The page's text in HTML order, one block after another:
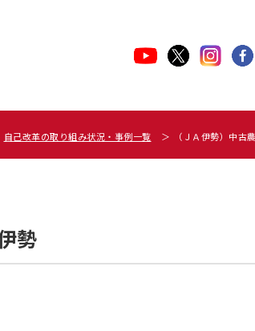
自己改革の取り組み状況・事例一覧 （ＪＡ伊勢）中
勢